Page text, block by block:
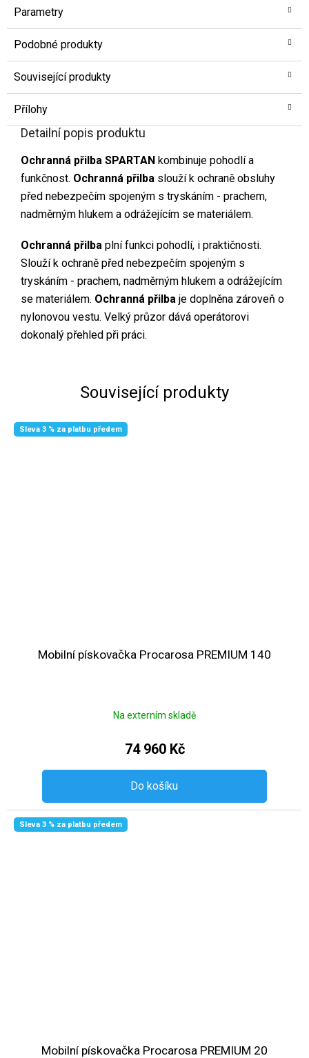
Parametry
Podobné produkty
Související produkty
Přílohy
Detailní popis produktu
Ochranná přilba SPARTAN kombinuje pohodlí a
funkčnost. Ochranná přilba slouží k ochraně obsluhy
před nebezpečím spojeným s tryskáním - prachem,
nadměrným hlukem a odrážejícím se materiálem.
Ochranná přilba plní funkci pohodlí, i praktičnosti.
Slouží k ochraně před nebezpečím spojeným s
tryskáním - prachem, nadměrným hlukem a odrážejícím
se materiálem. Ochranná přilba je doplněna zároveň o
nylonovou vestu. Velký průzor dává operátorovi
dokonalý přehled při práci.
Související produkty
Sleva 3 % za platbu předem
Mobilní pískovačka Procarosa PREMIUM 140
Na externím skladě
74 960 Kč
Do košíku
Sleva 3 % za platbu předem
Mobilní pískovačka Procarosa PREMIUM 20